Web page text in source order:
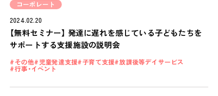
コーポレート
2024.02.20
【無料セミナー】 発達に遅れを感じている子どもたちを
サポートする支援施設の説明会
その他 児童発達支援 子育て支援 放課後等デイサービス
行事・イベント